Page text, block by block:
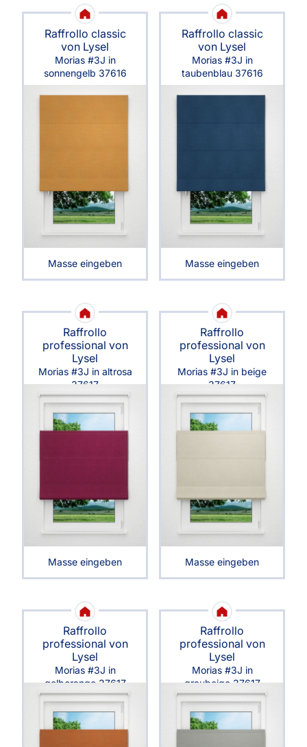
Raffrollo classic
von Lysel
Morias #3J in
sonnengelb 37616
Masse eingeben
Raffrollo classic
von Lysel
Morias #3J in
taubenblau 37616
Masse eingeben
Raffrollo
professional von
Lysel
Morias #3J in altrosa
37617
Masse eingeben
Raffrollo
professional von
Lysel
Morias #3J in beige
37617
Masse eingeben
Raffrollo
professional von
Lysel
Morias #3J in
gelborange 37617
Raffrollo
professional von
Lysel
Morias #3J in
graubeige 37617